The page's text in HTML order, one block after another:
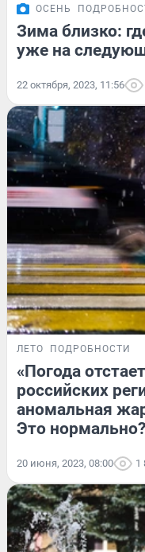
ОСЕНЬ
Зима близко:
уже на
22 октября, 2023, 11:56
ЛЕТО ПОДРОБНОСТИ
«Погода
российских
аномальная
Это нормально?
20 июня, 2023, 08:00 1